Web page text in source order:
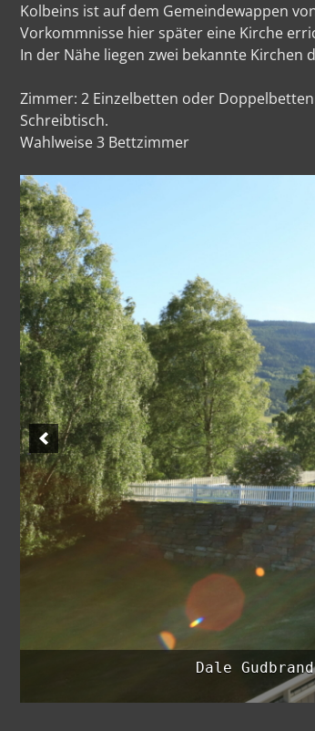
Kolbeins ist auf dem Gemeindewappen
Vorkommnisse hier später eine Kirche
In der Nähe liegen zwei bekannte Kirchen
Zimmer: 2 Einzelbetten oder Doppelbetten
Schreibtisch.
Wahlweise 3 Bettzimmer
Dale